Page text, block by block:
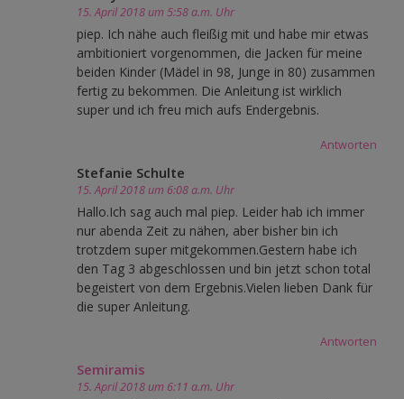
15. April 2018 um 5:58 a.m. Uhr
piep. Ich nähe auch fleißig mit und habe mir etwas
ambitioniert vorgenommen, die Jacken für meine
beiden Kinder (Mädel in 98, Junge in 80) zusammen
fertig zu bekommen. Die Anleitung ist wirklich
super und ich freu mich aufs Endergebnis.
Antworten
Stefanie Schulte
15. April 2018 um 6:08 a.m. Uhr
Hallo.Ich sag auch mal piep. Leider hab ich immer
nur abenda Zeit zu nähen, aber bisher bin ich
trotzdem super mitgekommen.Gestern habe ich
den Tag 3 abgeschlossen und bin jetzt schon total
begeistert von dem Ergebnis.Vielen lieben Dank für
die super Anleitung.
Antworten
Semiramis
15. April 2018 um 6:11 a.m. Uhr